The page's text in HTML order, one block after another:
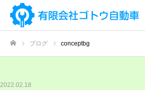
ブログ conceptbg
2022.02.18